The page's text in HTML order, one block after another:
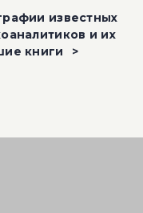
известных
и их
книги